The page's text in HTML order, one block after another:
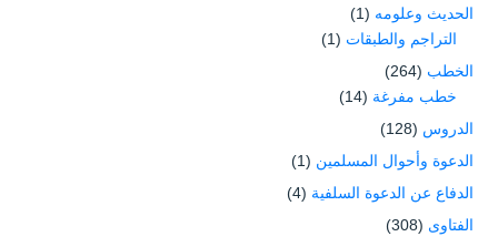
الحديث وعلومه (1)
التراجم والطبقات (1)
الخطب (264)
خطب مفرغة (14)
الدروس (128)
الدعوة وأحوال المسلمين (1)
الدفاع عن الدعوة السلفية (4)
الفتاوى (308)